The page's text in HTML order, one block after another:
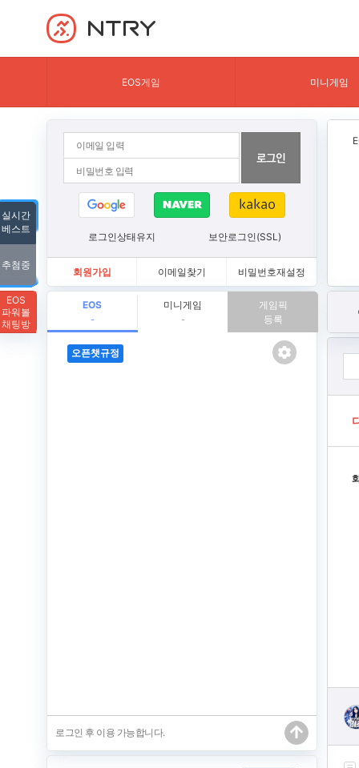
NTRY
EOS게임 미니게임
로그인상태유지 보안로그인(SSL)
회원가입 이메일찾기 비밀번호재설정
EOS
-
미니게임
-
게임픽
등록
실시간
베스트
추첨중
EOS
파워볼
채팅방